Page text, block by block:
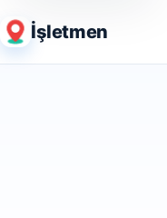
İşletmen